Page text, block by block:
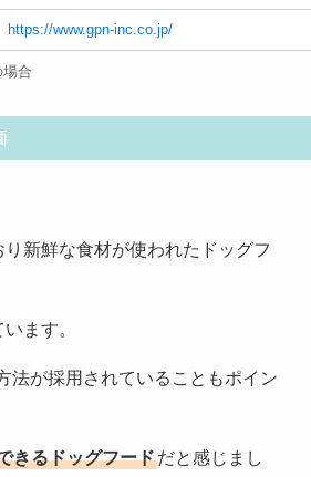
https://www.gpn-inc.co.jp/
合
新鮮な食材が使われたドッグフ
ます。
法が採用されていることもポイン
きるドッグフードだと感じまし